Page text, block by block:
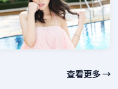
查看更多 →